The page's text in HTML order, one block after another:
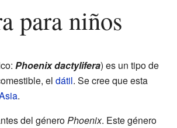
para niños
Phoenix dactylifera) es un tipo de
el dátil. Se cree que esta
.
del géneroPhoenix. Este género